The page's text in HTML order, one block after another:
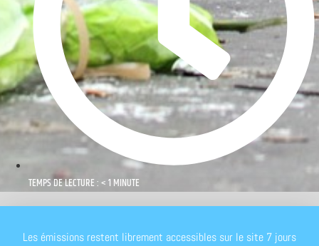
TEMPS DE LECTURE : < 1 MINUTE
Les émissions restent librement accessibles sur le site 7 jours